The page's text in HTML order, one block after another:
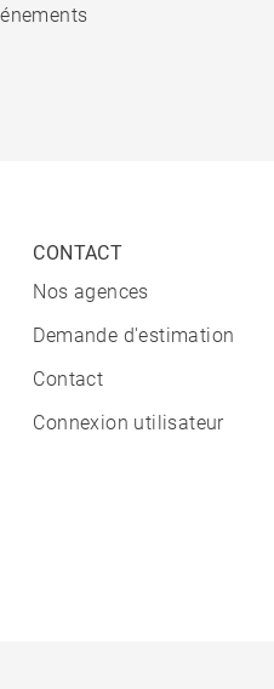
CONTACT
Nos agences
Demande d'estimation
Contact
Connexion utilisateur